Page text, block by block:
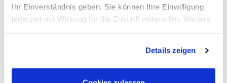
Ihr Einverständnis geben. Sie können Ihre Einwilligung
jederzeit mit Wirkung für die Zukunft widerrufen. Weitere
Details zeigen